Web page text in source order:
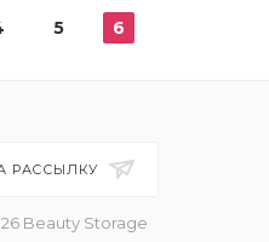
5 6
РАССЫЛКУ
Beauty Storage